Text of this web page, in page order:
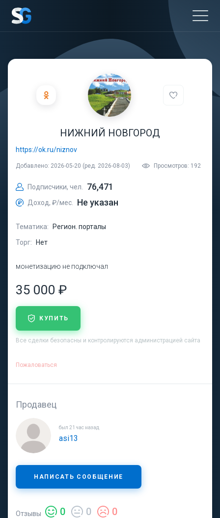
НИЖНИЙ НОВГОРОД
https://ok.ru/niznov
Добавлено: 2026-05-20 (ред. 2026-08-03) Просмотров: 192
Подписчики, чел. 76,471
Доход, ₽/мес. Не указан
Тематика:
Регион. порталы
Торг:
Нет
монетизацию не подключал
35 000 ₽
КУПИТЬ
Все сделки безопасны и контролируются администрацией сайта
Пожаловаться
Продавец
был 21 час назад
asi13
НАПИСАТЬ СООБЩЕНИЕ
Отзывы 0 0 0